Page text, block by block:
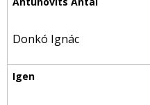
Donkó Ignác